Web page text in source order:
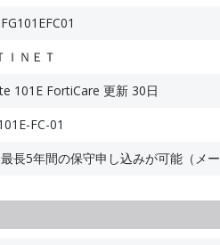
ＩＮＥＴ
101E FortiCare 更新 30日
FC-01
長5年間の保守申し込みが可能（メ